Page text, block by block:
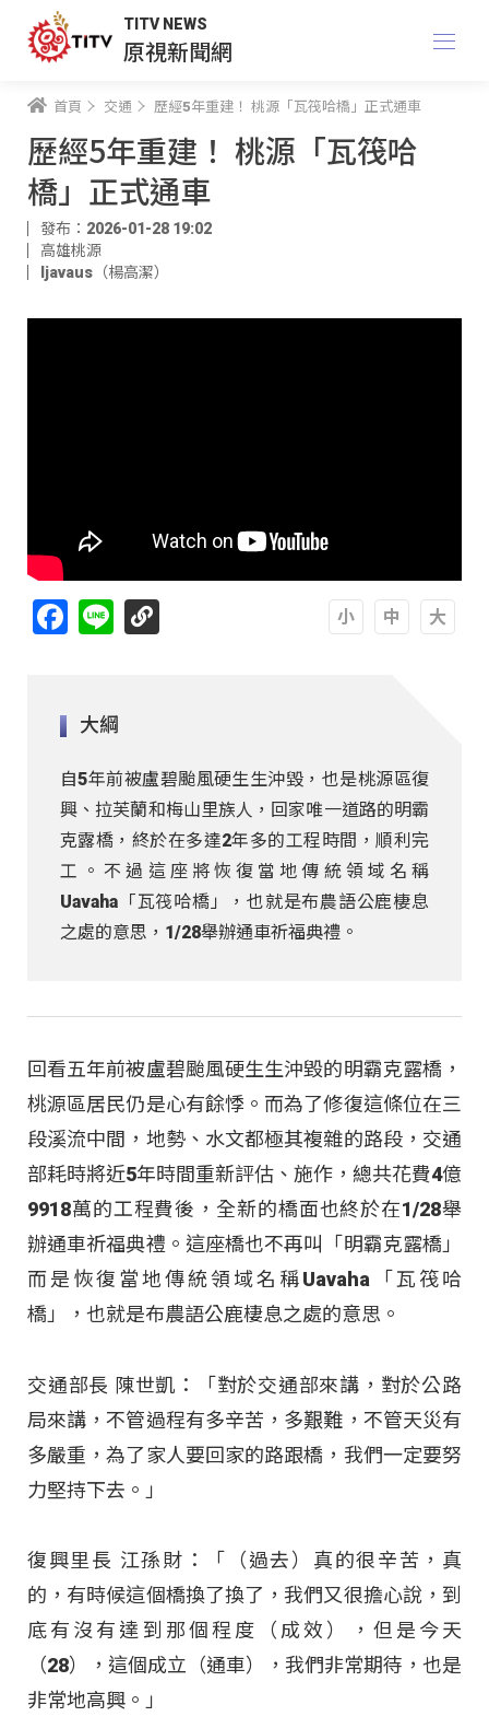
TITV NEWS
原視新聞網
首頁 交通 歷經5年重建！ 桃源「瓦筏哈橋」正式通車
歷經5年重建！ 桃源「瓦筏哈
橋」正式通車
發布：2026-01-28 19:02
高雄桃源
ljavaus（楊高潔）
Facebook
Line
大綱
自5年前被盧碧颱風硬生生沖毀，也是桃源區復
興、拉芙蘭和梅山里族人，回家唯一道路的明霸
克露橋，終於在多達2年多的工程時間，順利完
工。不過這座將恢復當地傳統領域名稱
Uavaha「瓦筏哈橋」，也就是布農語公鹿棲息
之處的意思，1/28舉辦通車祈福典禮。
回看五年前被盧碧颱風硬生生沖毀的明霸克露橋，
桃源區居民仍是心有餘悸。而為了修復這條位在三
段溪流中間，地勢、水文都極其複雜的路段，交通
部耗時將近5年時間重新評估、施作，總共花費4億
9918萬的工程費後，全新的橋面也終於在1/28舉
辦通車祈福典禮。這座橋也不再叫「明霸克露橋」
而是恢復當地傳統領域名稱Uavaha「瓦筏哈
橋」，也就是布農語公鹿棲息之處的意思。
交通部長 陳世凱：「對於交通部來講，對於公路
局來講，不管過程有多辛苦，多艱難，不管天災有
多嚴重，為了家人要回家的路跟橋，我們一定要努
力堅持下去。」
復興里長 江孫財：「（過去）真的很辛苦，真
的，有時候這個橋換了換了，我們又很擔心說，到
底有沒有達到那個程度（成效），但是今天
（28），這個成立（通車），我們非常期待，也是
非常地高興。」